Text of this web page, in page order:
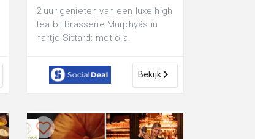
2 uur genieten van een luxe high
tea bij Brasserie Murphyâs in
hartje Sittard: met o.a.
runderc...
Bekijk